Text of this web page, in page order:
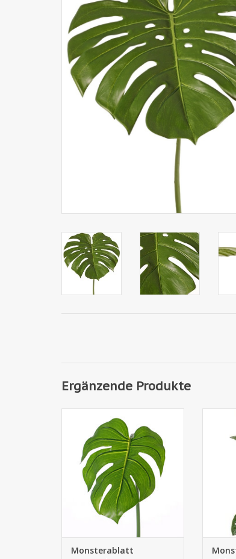
Ergänzende Produkte
"Naturals" (PE), medium,
ø20*25cm, 55cm
Monsterablatt
Leaf'